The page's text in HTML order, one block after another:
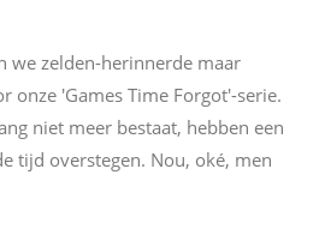
we zelden-herinnerde maar
onze 'Games Time Forgot'-serie.
niet meer bestaat, hebben een
tijd overstegen. Nou, oké, men